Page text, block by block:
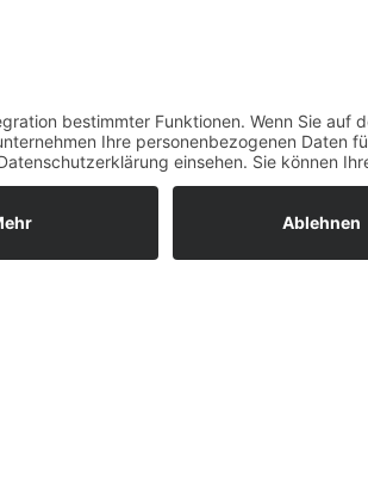
Widerrufsrecht MS
Widerrufsrecht bei Dienstleistungen